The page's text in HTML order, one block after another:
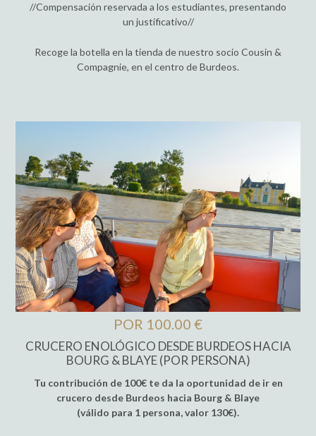
//Compensación reservada a los estudiantes, presentando
un justificativo//
Recoge la botella en la tienda de nuestro socio Cousin &
Compagnie, en el centro de Burdeos.
POR 100.00 €
CRUCERO ENOLÓGICO DESDE BURDEOS HACIA
BOURG & BLAYE (POR PERSONA)
Tu contribución de 100€ te da la oportunidad de ir en
crucero desde Burdeos hacia Bourg & Blaye
(válido para 1 persona, valor 130€).